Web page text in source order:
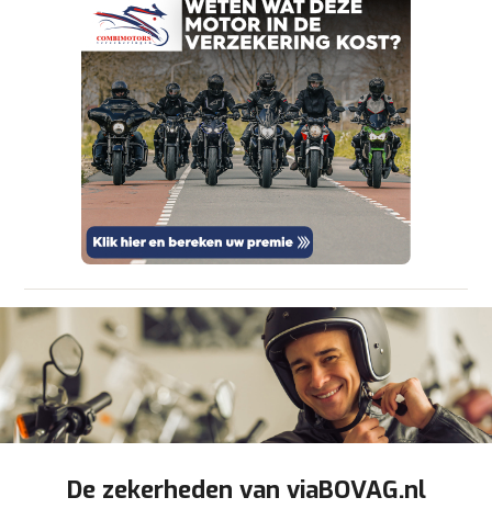
aanbieder te brengen. Lees hier meer over in
onzeprivacyverklaring .
Verstuur mijn vraag
viaBOVAG.nl verwerkt je persoonsgegevens
om je aanvraag zo goed mogelijk bij de
aanbieder te brengen. Lees hier meer over in
onzeprivacyverklaring .
Stuur mijn bevinding door
De zekerheden van viaBOVAG.nl